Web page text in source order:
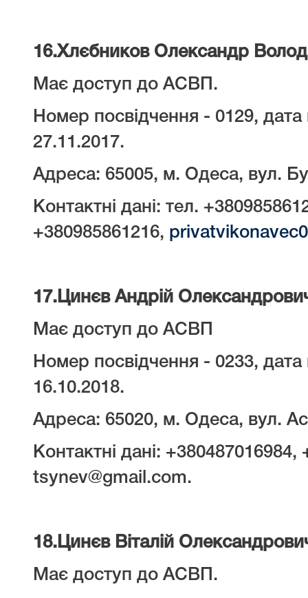
16.Хлєбников Олександр
Має доступ до АСВП.
Номер посвідчення - 0129, дата
27.11.2017.
Адреса: 65005, м. Одеса, вул.
Контактні дані: тел.
+380985861216,
17. Цинєв Андрій
Має доступ до АСВП
Номер посвідчення - 0233, дата
16.10.2018.
Адреса: 65020, м. Одеса, вул.
Контактні дані: +380487016984,
tsynev@gmail.com.
18. Цинєв Віталій
Має доступ до АСВП.